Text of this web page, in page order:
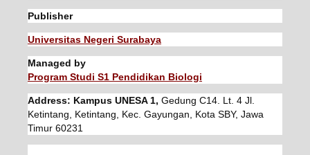
Publisher
Universitas Negeri Surabaya
Managed by
Program Studi S1 Pendidikan Biologi
Address: Kampus UNESA 1, Gedung C14. Lt. 4 Jl.
Ketintang, Ketintang, Kec. Gayungan, Kota SBY, Jawa
Timur 60231